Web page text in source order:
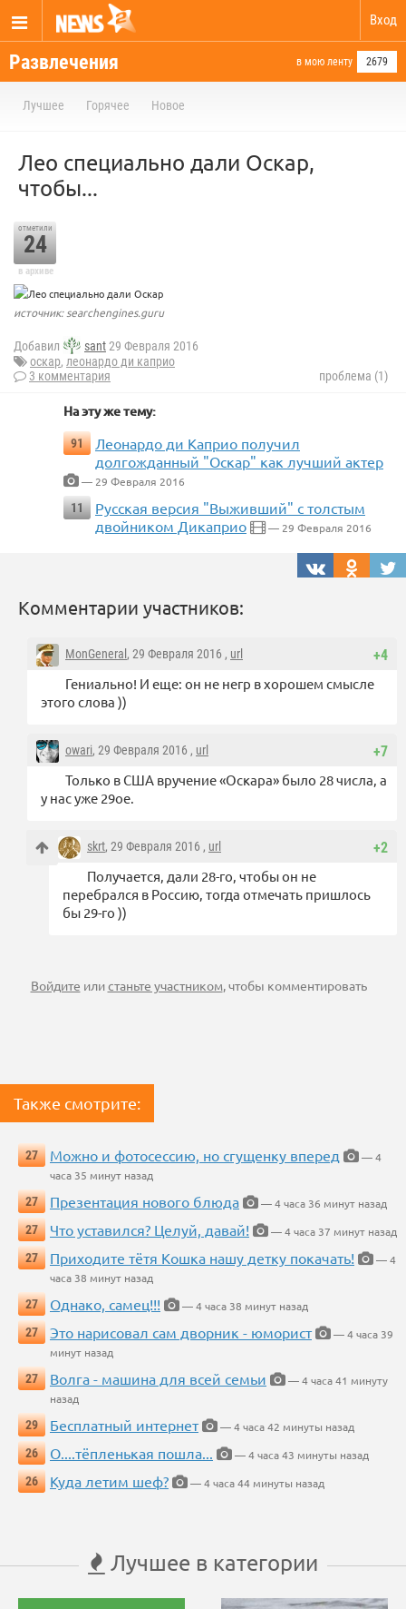
Вход
Развлечения в мою ленту 2679
Лучшее Горячее Новое
Лео специально дали Оскар,
чтобы...
отметили
24
в архиве
источник: searchengines.guru
Добавил sant29 Февраля 2016
оскар, леонардо ди каприо
3 комментария
проблема (1)
На эту же тему:
91
Леонардо ди Каприо получил
долгожданный "Оскар" как лучший актер
— 29 Февраля 2016
11
Русская версия "Выживший" с толстым
двойником Дикаприо
— 29 Февраля 2016
Комментарии участников:
+4
MonGeneral , 29 Февраля 2016 , url
Гениально! И еще: он не негр в хорошем смысле
этого слова ))
+7
owari, 29 Февраля 2016 , url
Только в США вручение «Оскара» было 28 числа, а
у нас уже 29ое.
+2
skrt, 29 Февраля 2016 , url
Получается, дали 28-го, чтобы он не
перебрался в Россию, тогда отмечать пришлось
бы 29-го ))
Войдите илистаньте участником, чтобы комментировать
Также смотрите:
27 Можно и фотосессию, но сгущенку вперед
— 4
часа 35 минут назад
27
Презентация нового блюда
— 4 часа 36 минут назад
27
Что уставился? Целуй, давай!
— 4 часа 37 минут назад
27
Приходите тётя Кошка нашу детку покачать!
— 4
часа 38 минут назад
27
Однако, самец!!!
— 4 часа 38 минут назад
27
Это нарисовал сам дворник - юморист
— 4 часа 39
минут назад
27
Волга - машина для всей семьи
— 4 часа 41 минуту
назад
29
Бесплатный интернет
— 4 часа 42 минуты назад
26
О....тёпленькая пошла...
— 4 часа 43 минуты назад
26
Куда летим шеф? — 4 часа 44 минуты назад
Лучшее в категории